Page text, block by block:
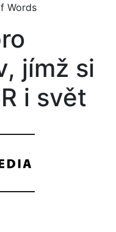
Words
jímž si
i svět